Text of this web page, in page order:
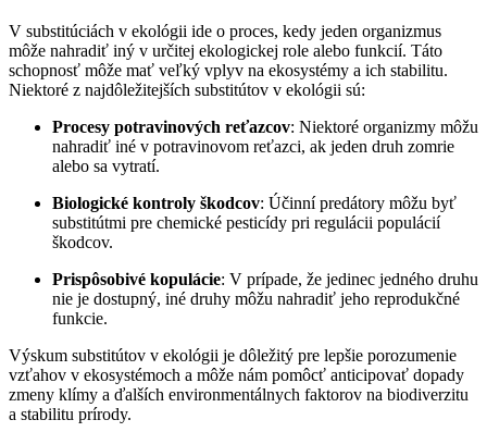
V substitúciách v ekológii ide o proces, kedy jeden organizmus
môže nahradiť iný v určitej ekologickej role alebo funkcií. Táto
schopnosť môže mať veľký vplyv na ekosystémy a ich stabilitu.
Niektoré z najdôležitejších substitútov v ekológii sú:
Procesy potravinových reťazcov: Niektoré organizmy môžu
nahradiť iné v potravinovom reťazci, ak jeden druh zomrie
alebo sa vytratí.
Biologické kontroly škodcov: Účinní predátory môžu byť
substitútmi pre chemické pesticídy pri regulácii populácií
škodcov.
Prispôsobivé kopulácie: V prípade, že jedinec jedného druhu
nie je dostupný, iné druhy môžu nahradiť jeho reprodukčné
funkcie.
Výskum substitútov v ekológii je dôležitý pre lepšie porozumenie
vzťahov v ekosystémoch a môže nám pomôcť anticipovať dopady
zmeny klímy a ďalších environmentálnych faktorov na biodiverzitu
a stabilitu prírody.